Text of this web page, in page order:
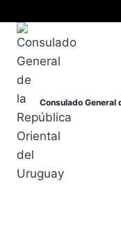
Consulado General